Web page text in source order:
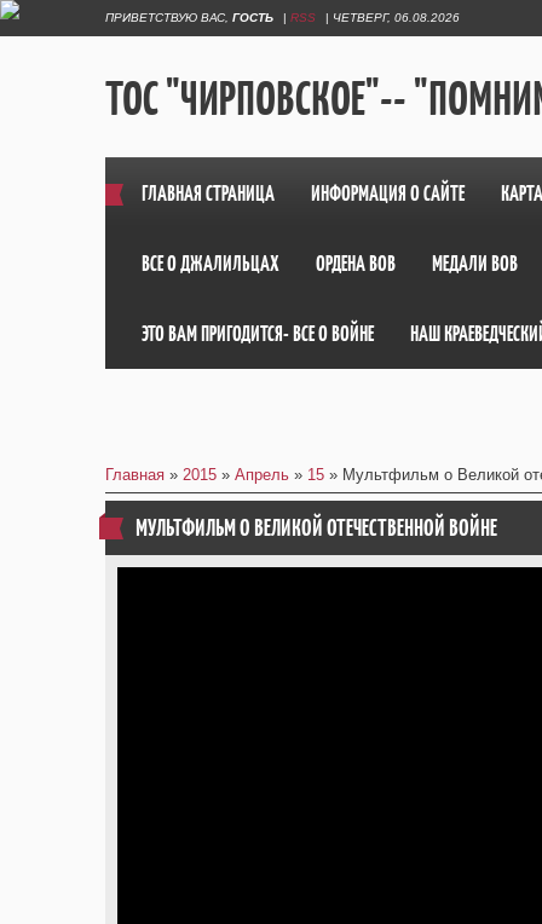
ПРИВЕТСТВУЮ ВАС ГОСТЬ | RSS | ЧЕТВЕРГ, 06.08.2026
ТОС "ЧИРПОВСКОЕ"--
ГЛАВНАЯ СТРАНИЦА ИНФОРМАЦИЯ О САЙТЕ
ВСЕ О ДЖАЛИЛЬЦАХ ОРДЕНА ВОВ МЕДАЛИ ВОВ
ЭТО ВАМ ПРИГОДИТСЯ- ВСЕ О ВОЙНЕ НАШ
Главная » 2015 » Апрель » 15 » Мультфильм о Великой
МУЛЬТФИЛЬМ О ВЕЛИКОЙ ОТЕЧЕСТВЕННОЙ ВОЙНЕ